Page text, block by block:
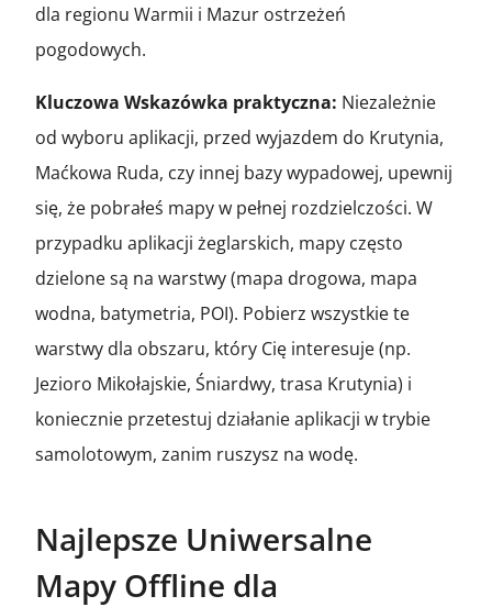
dla regionu Warmii i Mazur ostrzeżeń
pogodowych.
Kluczowa Wskazówka praktyczna: Niezależnie
od wyboru aplikacji, przed wyjazdem do Krutynia,
Maćkowa Ruda, czy innej bazy wypadowej, upewnij
się, że pobrałeś mapy w pełnej rozdzielczości. W
przypadku aplikacji żeglarskich, mapy często
dzielone są na warstwy (mapa drogowa, mapa
wodna, batymetria, POI). Pobierz wszystkie te
warstwy dla obszaru, który Cię interesuje (np.
Jezioro Mikołajskie, Śniardwy, trasa Krutynia) i
koniecznie przetestuj działanie aplikacji w trybie
samolotowym, zanim ruszysz na wodę.
Najlepsze Uniwersalne
Mapy Offline dla